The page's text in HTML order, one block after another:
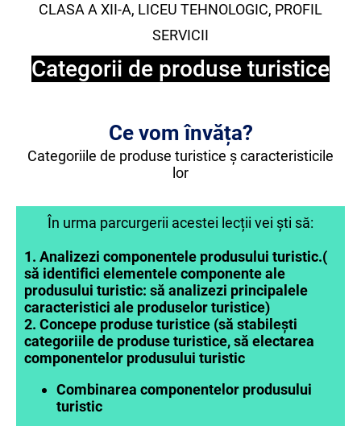
CLASA A XII-A, LICEU TEHNOLOGIC, PROFIL
SERVICII
Categorii de produse turistice
Ce vom învăța?
Categoriile de produse turistice ș caracteristicile
lor
În urma parcurgerii acestei lecții vei ști să:
1. Analizezi componentele produsului turistic.(
să identifici elementele componente ale
produsului turistic: să analizezi principalele
caracteristici ale produselor turistice)
2. Concepe produse turistice (să stabilești
categoriile de produse turistice, să electarea
componentelor produsului turistic
Combinarea componentelor produsului
turistic